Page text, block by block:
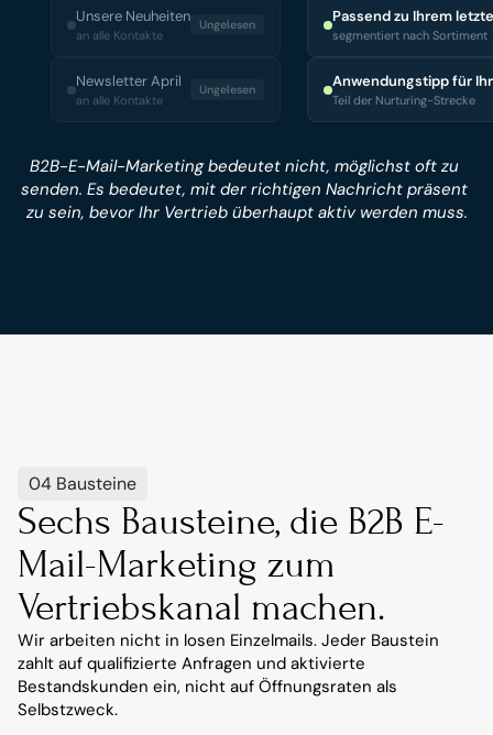
Unsere Neuheiten
an alle Kontakte
Ungelesen
Newsletter April
an alle Kontakte
Ungelesen
Passend zu Ihrem
segmentiert nach Sortiment
Anwendungstipp für
Teil der Nurturing-Strecke
B2B-E-Mail-Marketing bedeutet nicht, möglichst oft zu
senden. Es bedeutet, mit der richtigen Nachricht präsent
zu sein, bevor Ihr Vertrieb überhaupt aktiv werden muss.
04 Bausteine
Sechs Bausteine, die B2B E-
Mail-Marketing zum
Vertriebskanal machen.
Wir arbeiten nicht in losen Einzelmails. Jeder Baustein
zahlt auf qualifizierte Anfragen und aktivierte
Bestandskunden ein, nicht auf Öffnungsraten als
Selbstzweck.